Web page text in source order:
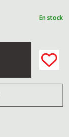
En stock